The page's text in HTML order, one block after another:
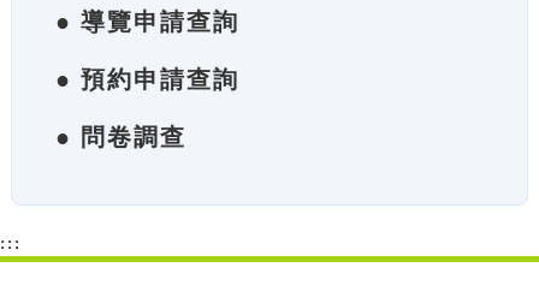
● 導覽申請查詢
● 預約申請查詢
● 問卷調查
:::